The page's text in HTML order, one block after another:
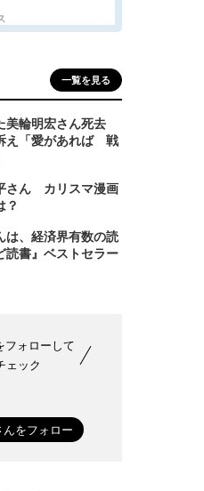
一覧を見る
美輪明宏さん死去
え「愛があれば 戦
さん カリスマ漫画
？
は、経済界有数の読
書』ベストセラー
フォローして
ェック